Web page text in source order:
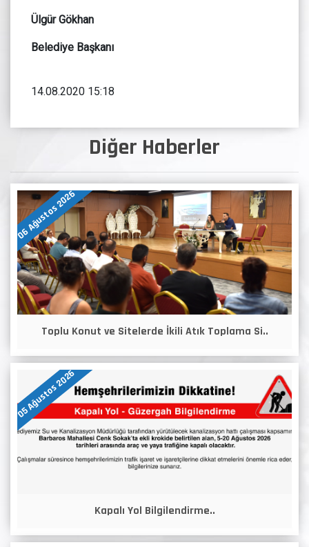
Diğer Haberler
06 Ağustos 2026
Toplu Konut ve Sitelerde İkili Atık Toplama Si..
05 Ağustos 2026
Kapalı Yol Bilgilendirme..
Ülgür Gökhan
Belediye Başkanı
14.08.2020 15:18